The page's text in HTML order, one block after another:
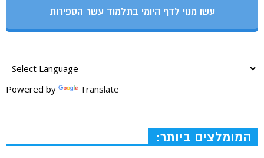
עשו מנוי לדף היומי בתלמוד עשר הספירות
Powered by Translate
המומלצים ביותר: